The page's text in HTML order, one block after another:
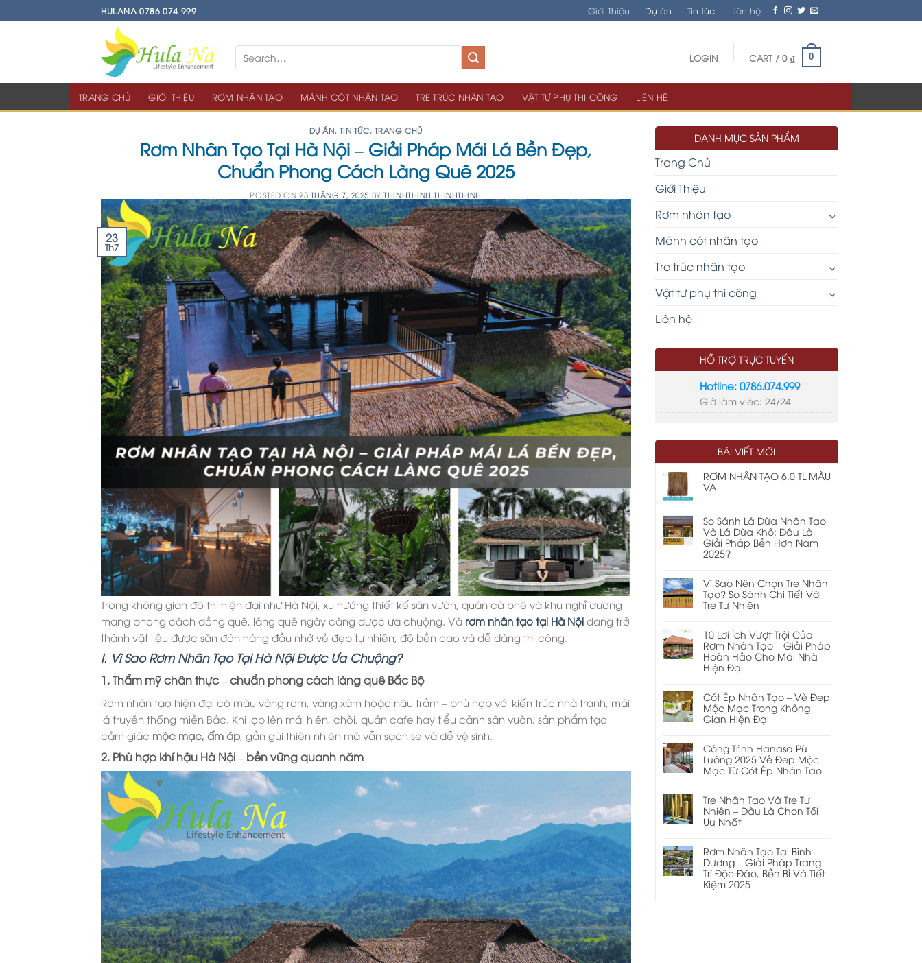
to
HULANA 0786 074 999 Giới Thiệu Dự án Tin tức Liên hệ
LOGIN CART /0 ₫ 0
TRANG CHỦ GIỚI THIỆU RƠM NHÂN TẠO MÀNH CÓT NHÂN TẠO TRE TRÚC NHÂN TẠO VẬT TƯ PHỤ THI CÔNG LIÊN HỆ
DỰ ÁN, TIN TỨC, TRANG CHỦ
Rơm Nhân Tạo Tại Hà Nội – Giải Pháp Mái Lá Bền Đẹp,
Chuẩn Phong Cách Làng Quê 2025
POSTED ON23 THÁNG 7, 2025 BYTHINHTHINH THINHTHINH
23
Th7
Trong không gian đô thị hiện đại như Hà Nội, xu hướng thiết kế sân vườn, quán cà phê và khu nghỉ dưỡng
mang phong cách đồng quê, làng quê ngày càng được ưa chuộng. Và rơm nhân tạo tại Hà Nội đang trở
thành vật liệu được săn đón hàng đầu nhờ vẻ đẹp tự nhiên, độ bền cao và dễ dàng thi công.
I. Vì Sao Rơm Nhân Tạo Tại Hà Nội Được Ưa Chuộng?
1. Thẩm mỹ chân thực – chuẩn phong cách làng quê Bắc Bộ
Rơm nhân tạo hiện đại có màu vàng rơm, vàng xám hoặc nâu trầm – phù hợp với kiến trúc nhà tranh, mái
lá truyền thống miền Bắc. Khi lợp lên mái hiên, chòi, quán cafe hay tiểu cảnh sân vườn, sản phẩm tạo
cảm giác mộc mạc, ấm áp, gần gũi thiên nhiên mà vẫn sạch sẽ và dễ vệ sinh.
2. Phù hợp khí hậu Hà Nội – bền vững quanh năm
DANH MỤC SẢN PHẨM
Trang Chủ
Giới Thiệu
Rơm nhân tạo
Mành cót nhân tạo
Tre trúc nhân tạo
Vật tư phụ thi công
Liên hệ
HỖ TRỢ TRỰC TUYẾN
Hotline: 0786.074.999
Giờ làm việc: 24/24
tre nhân tạothi công nhà mái lá
kinh phí xây dựng nhà mái lá
cửa cuốn chống cháy ei
BÀI VIẾT MỚI
RƠM NHÂN TẠO 6.0 TL MÀU
VA·
So Sánh Lá Dừa Nhân Tạo
Và Lá Dừa Khô: Đâu Là
Giải Pháp Bền Hơn Năm
2025?
Vì Sao Nên Chọn Tre Nhân
Tạo? So Sánh Chi Tiết Với
Tre Tự Nhiên
10 Lợi Ích Vượt Trội Của
Rơm Nhân Tạo – Giải Pháp
Hoàn Hảo Cho Mái Nhà
Hiện Đại
Cót Ép Nhân Tạo – Vẻ Đẹp
Mộc Mạc Trong Không
Gian Hiện Đại
Công Trình Hanasa Pù
Luông 2025 Vẻ Đẹp Mộc
Mạc Từ Cót Ép Nhân Tạo
Tre Nhân Tạo Và Tre Tự
Nhiên – Đâu Là Chọn Tối
Ưu Nhất
Rơm Nhân Tạo Tại Bình
Dương – Giải Pháp Trang
Trí Độc Đáo, Bền Bỉ Và Tiết
Kiệm 2025